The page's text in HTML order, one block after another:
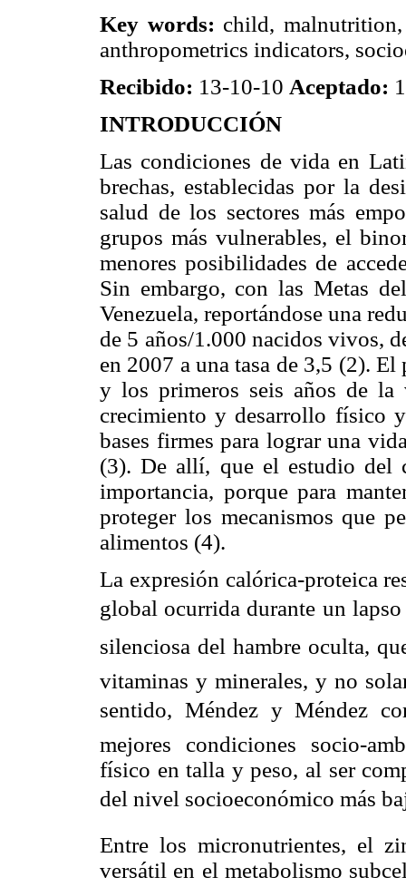
Key words: child,
anthropometrics indicators,
Recibido: 13-10-10 Aceptado:
INTRODUCCIÓN
Las condiciones de vida en
brechas, establecidas por la
salud de los sectores más
grupos más vulnerables, el
menores posibilidades de
Sin embargo, con las Metas
Venezuela, reportándose una
de 5 años/1.000 nacidos vivos,
en 2007 a una tasa de 3,5 (2).
y los primeros seis años de la
crecimiento y desarrollo físico
bases firmes para lograr una
(3). De allí, que el estudio del
importancia, porque para
proteger los mecanismos que
alimentos (4).
La expresión calórica-proteica
global ocurrida durante un lapso
silenciosa del hambre oculta,
vitaminas y minerales, y no
sentido, Méndez y Méndez
mejores condiciones socio-
físico en talla y peso, al ser
del nivel socioeconómico más
Entre los micronutrientes, el
versátil en el metabolismo